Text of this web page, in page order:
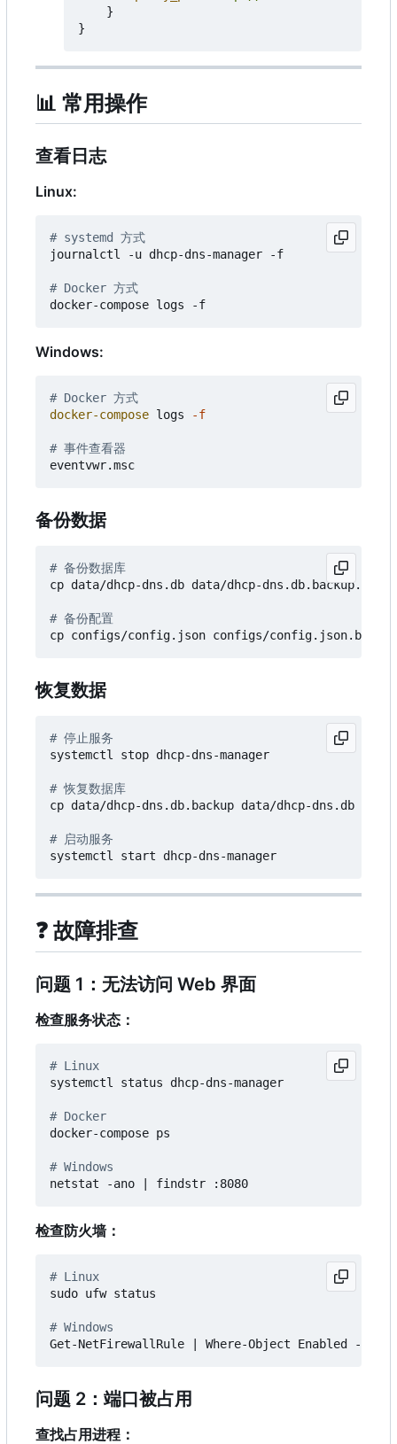
}
}
📊 常用操作
查看日志
Linux:
# systemd 方式
journalctl -u dhcp-dns-manager -f
# Docker 方式
Windows:
# Docker 方式
docker-compose logs -f
# 事件查看器
eventvwr.msc
备份数据
# 备份数据库
cp data/dhcp-dns.db data/dhcp-dns.db.backup.
# 备份配置
恢复数据
# 停止服务
systemctl stop dhcp-dns-manager
# 恢复数据库
cp data/dhcp-dns.db.backup data/dhcp-dns.db
# 启动服务
❓ 故障排查
问题 1：无法访问 Web 界面
检查服务状态：
# Linux
systemctl status dhcp-dns-manager
# Docker
docker-compose ps
# Windows
netstat -ano
|
检查防火墙：
# Linux
sudo ufw status
# Windows
Get-NetFirewallRule
|
问题 2：端口被占用
查找占用进程：